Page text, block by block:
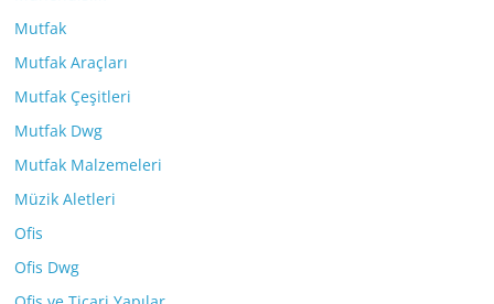
Mutfak
Mutfak Araçları
Mutfak Çeşitleri
Mutfak Dwg
Mutfak Malzemeleri
Müzik Aletleri
Ofis
Ofis Dwg